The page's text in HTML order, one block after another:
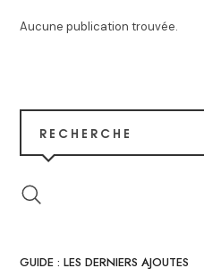
Aucune publication trouvée.
RECHERCHE
GUIDE : LES DERNIERS AJOUTES